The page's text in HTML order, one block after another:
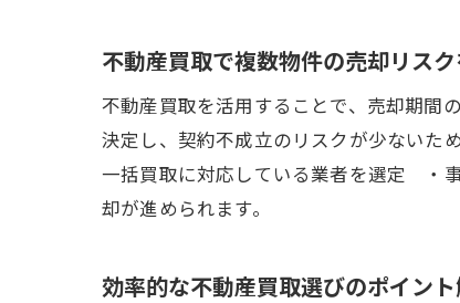
不動産買取で複数物件の売却リス
不動産買取を活用することで、売却期間
決定し、契約不成立のリスクが少ないた
一括買取に対応している業者を選定 ・
却が進められます。
効率的な不動産買取選びのポイン